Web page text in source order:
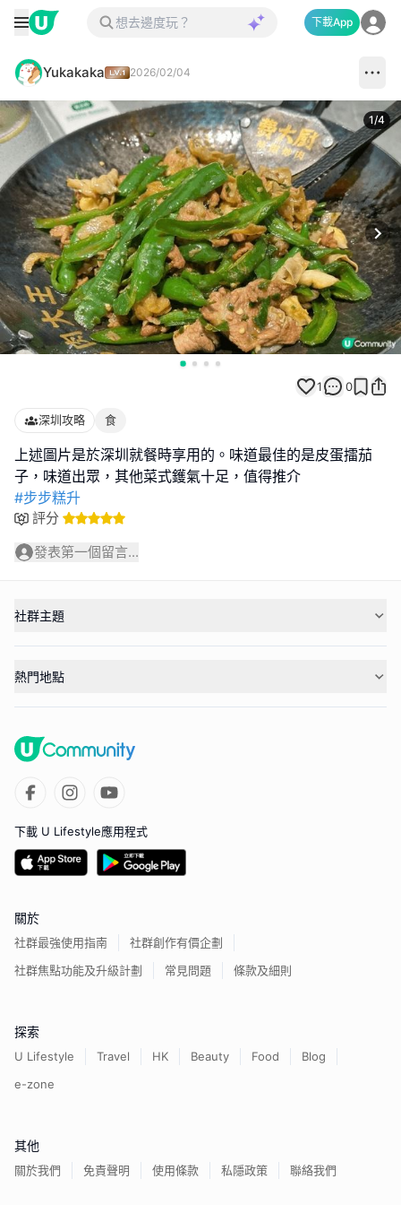
下載App
Yukakaka 2026/02/04
1/4
1 0
深圳攻略 食
上述圖片是於深圳就餐時享用的。味道最佳的是皮蛋擂茄
#步步糕升
評分
發表第一個留言...
社群主題
熱門地點
下載 U Lifestyle應用程式
關於
社群最強使用指南
社群創作有價企劃
社群焦點功能及升級計劃
常見問題 條款及細則
探索
U Lifestyle Travel HK Beauty Food
Blog
e-zone
其他
關於我們 免責聲明 使用條款 私隱政策 聯絡我們